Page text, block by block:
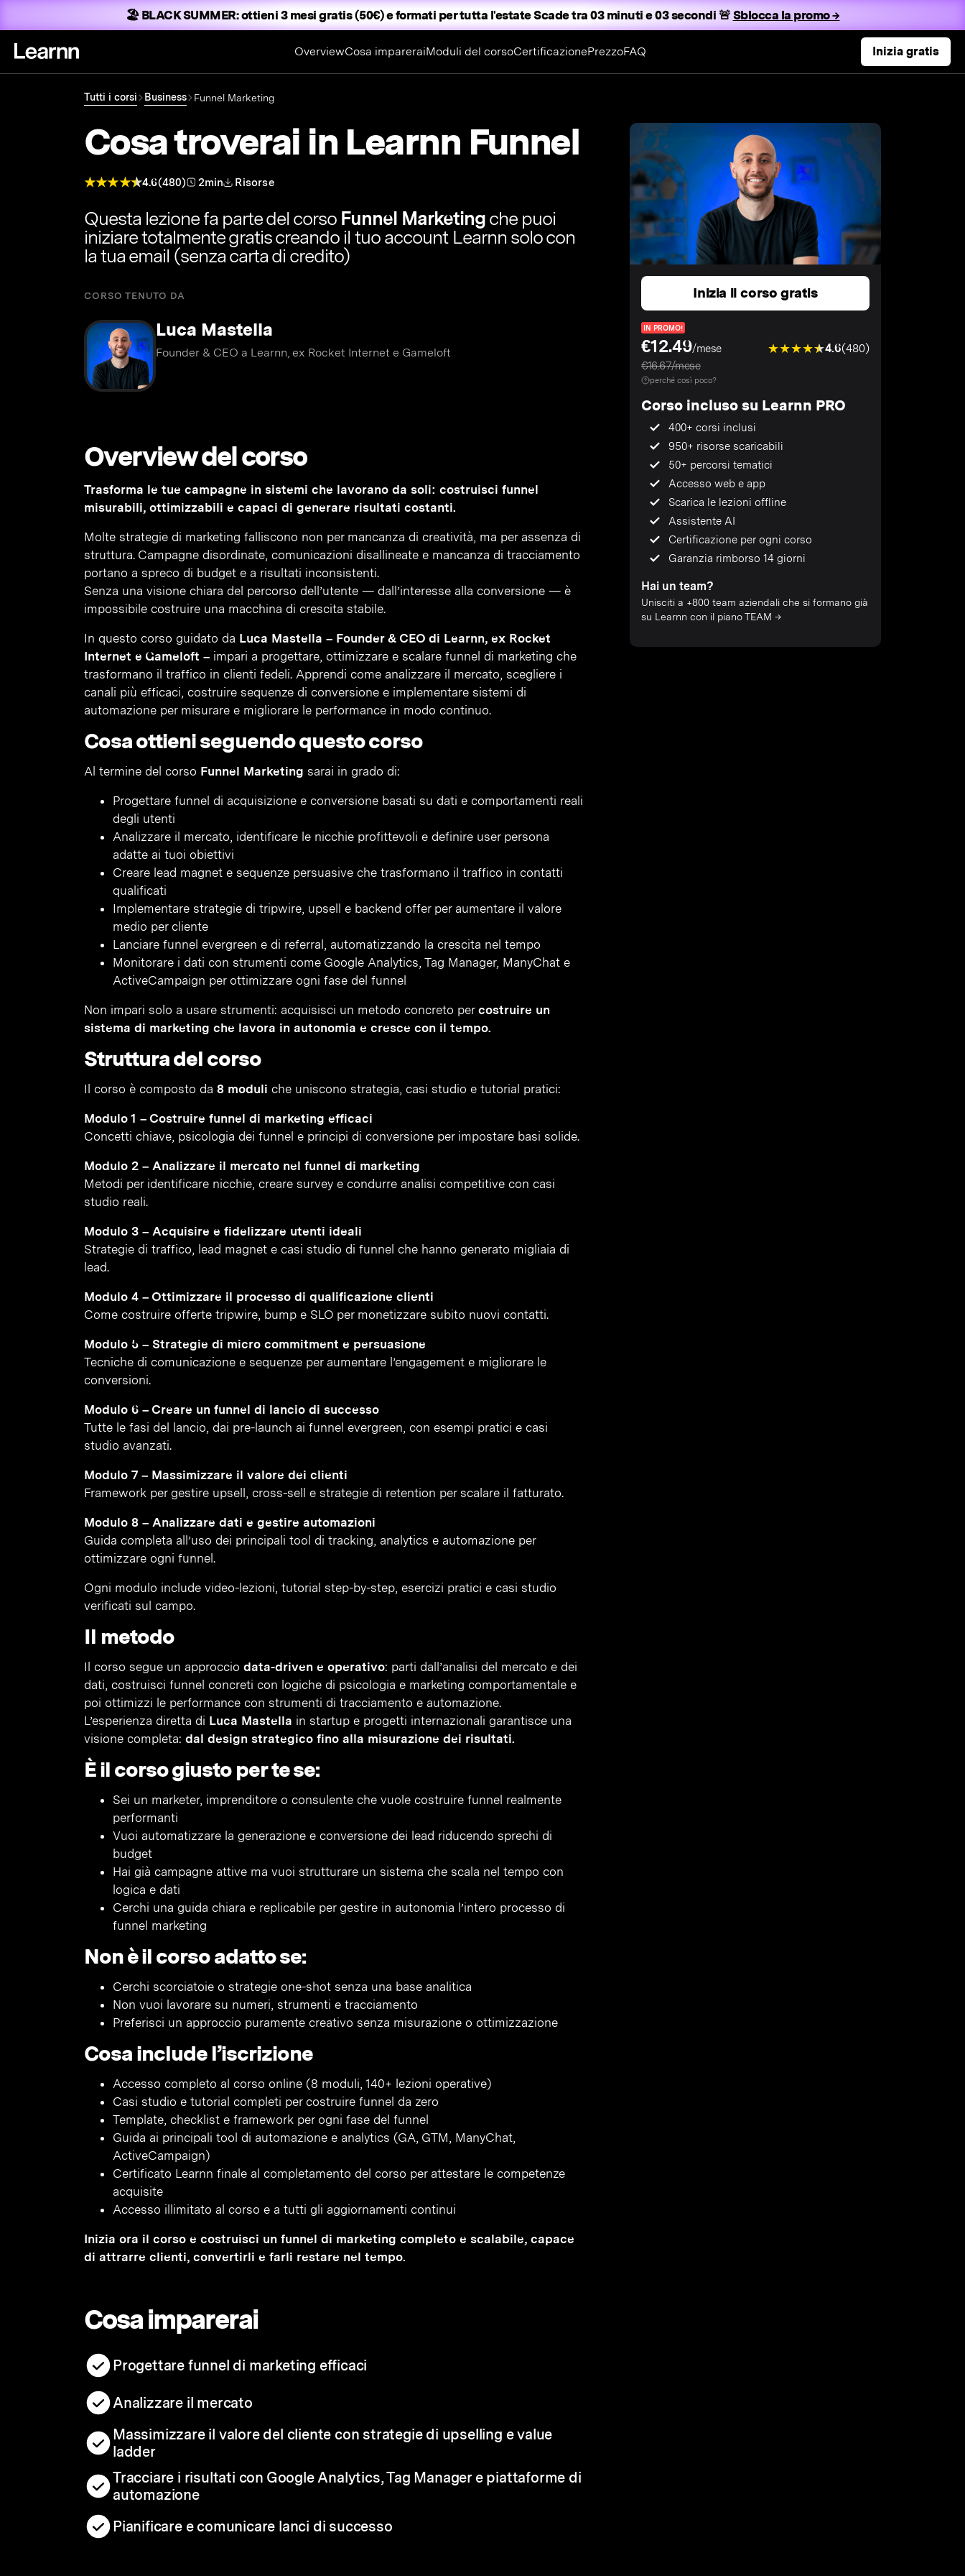
🏖️ BLACK SUMMER:ottieni 3 mesi gratis (50€) e formati per tutta l'estateScade tra 03 minuti e 02 secondi 🚨 Sblocca la promo →
OverviewCosa impareraiModuli del corsoCertificazionePrezzoFAQ Inizia gratis
Tutti i corsi Business Funnel Marketing
Cosa troverai in Learnn Funnel
4.6(480) 2min Risorse
Questa lezione fa parte del corso Funnel Marketingche puoi
iniziare totalmente gratis creando il tuo account Learnn solo con
la tua email (senza carta di credito)
CORSO TENUTO DA
Luca Mastella
Founder & CEO a Learnn, ex Rocket Internet e Gameloft
Overview del corso
Trasforma le tue campagne in sistemi che lavorano da soli: costruisci funnel
misurabili, ottimizzabili e capaci di generare risultati costanti.
Molte strategie di marketing falliscono non per mancanza di creatività, ma per assenza di
struttura. Campagne disordinate, comunicazioni disallineate e mancanza di tracciamento
portano a spreco di budget e a risultati inconsistenti.
Senza una visione chiara del percorso dell’utente — dall’interesse alla conversione — è
impossibile costruire una macchina di crescita stabile.
In questo corso guidato da Luca Mastella – Founder & CEO di Learnn, ex Rocket
Internet e Gameloft – impari a progettare, ottimizzare e scalare funnel di marketing che
trasformano il traffico in clienti fedeli. Apprendi come analizzare il mercato, scegliere i
canali più efficaci, costruire sequenze di conversione e implementare sistemi di
automazione per misurare e migliorare le performance in modo continuo.
Cosa ottieni seguendo questo corso
Al termine del corso Funnel Marketing sarai in grado di:
Progettare funnel di acquisizione e conversione basati su dati e comportamenti reali
degli utenti
Analizzare il mercato, identificare le nicchie profittevoli e definire user persona
adatte ai tuoi obiettivi
Creare lead magnet e sequenze persuasive che trasformano il traffico in contatti
qualificati
Implementare strategie di tripwire, upsell e backend offer per aumentare il valore
medio per cliente
Lanciare funnel evergreen e di referral, automatizzando la crescita nel tempo
Monitorare i dati con strumenti come Google Analytics, Tag Manager, ManyChat e
ActiveCampaign per ottimizzare ogni fase del funnel
Non impari solo a usare strumenti: acquisisci un metodo concreto per costruire un
sistema di marketing che lavora in autonomia e cresce con il tempo.
Struttura del corso
Il corso è composto da 8 moduli che uniscono strategia, casi studio e tutorial pratici:
Modulo 1 – Costruire funnel di marketing efficaci
Concetti chiave, psicologia dei funnel e principi di conversione per impostare basi solide.
Modulo 2 – Analizzare il mercato nel funnel di marketing
Metodi per identificare nicchie, creare survey e condurre analisi competitive con casi
studio reali.
Modulo 3 – Acquisire e fidelizzare utenti ideali
Strategie di traffico, lead magnet e casi studio di funnel che hanno generato migliaia di
lead.
Modulo 4 – Ottimizzare il processo di qualificazione clienti
Come costruire offerte tripwire, bump e SLO per monetizzare subito nuovi contatti.
Modulo 5 – Strategie di micro commitment e persuasione
Tecniche di comunicazione e sequenze per aumentare l’engagement e migliorare le
conversioni.
Modulo 6 – Creare un funnel di lancio di successo
Tutte le fasi del lancio, dai pre-launch ai funnel evergreen, con esempi pratici e casi
studio avanzati.
Modulo 7 – Massimizzare il valore dei clienti
Framework per gestire upsell, cross-sell e strategie di retention per scalare il fatturato.
Modulo 8 – Analizzare dati e gestire automazioni
Guida completa all’uso dei principali tool di tracking, analytics e automazione per
ottimizzare ogni funnel.
Ogni modulo include video-lezioni, tutorial step-by-step, esercizi pratici e casi studio
verificati sul campo.
Il metodo
Il corso segue un approccio data-driven e operativo: parti dall’analisi del mercato e dei
dati, costruisci funnel concreti con logiche di psicologia e marketing comportamentale e
poi ottimizzi le performance con strumenti di tracciamento e automazione.
L’esperienza diretta di Luca Mastella in startup e progetti internazionali garantisce una
visione completa: dal design strategico fino alla misurazione dei risultati.
È il corso giusto per te se:
Sei un marketer, imprenditore o consulente che vuole costruire funnel realmente
performanti
Vuoi automatizzare la generazione e conversione dei lead riducendo sprechi di
budget
Hai già campagne attive ma vuoi strutturare un sistema che scala nel tempo con
logica e dati
Cerchi una guida chiara e replicabile per gestire in autonomia l’intero processo di
funnel marketing
Non è il corso adatto se:
Cerchi scorciatoie o strategie one-shot senza una base analitica
Non vuoi lavorare su numeri, strumenti e tracciamento
Preferisci un approccio puramente creativo senza misurazione o ottimizzazione
Cosa include l’iscrizione
Accesso completo al corso online (8 moduli, 140+ lezioni operative)
Casi studio e tutorial completi per costruire funnel da zero
Template, checklist e framework per ogni fase del funnel
Guida ai principali tool di automazione e analytics (GA, GTM, ManyChat,
ActiveCampaign)
Certificato Learnn finale al completamento del corso per attestare le competenze
acquisite
Accesso illimitato al corso e a tutti gli aggiornamenti continui
Inizia ora il corso e costruisci un funnel di marketing completo e scalabile, capace
di attrarre clienti, convertirli e farli restare nel tempo.
Cosa imparerai
Progettare funnel di marketing efficaci
Analizzare il mercato
Massimizzare il valore del cliente con strategie di upselling e value
ladder
Tracciare i risultati con Google Analytics, Tag Manager e piattaforme di
automazione
Pianificare e comunicare lanci di successo
Inizia il corso gratis
IN PROMO!
€12.49/mese
€16.67/mese
4.6(480)
perché così poco?
Corso incluso su Learnn PRO
400+ corsi inclusi
950+ risorse scaricabili
50+ percorsi tematici
Accesso web e app
Scarica le lezioni offline
Assistente AI
Certificazione per ogni corso
Garanzia rimborso 14 giorni
Hai un team?
Unisciti a +800 team aziendali che si formano già
su Learnn con il piano TEAM →